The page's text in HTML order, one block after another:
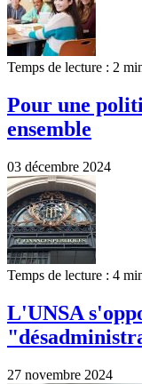
Temps de lecture : 2
Pour une
ensemble
03 décembre 2024
Temps de lecture : 4
L'UNSA
27 novembre 2024